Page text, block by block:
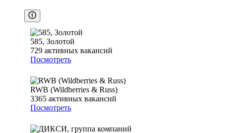
585, Золотой
729 активных вакансий
Посмотреть
RWB (Wildberries & Russ)
3365 активных вакансий
Посмотреть